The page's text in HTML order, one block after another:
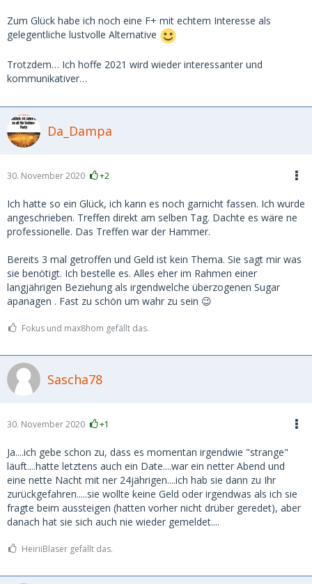
Zum Glück habe ich noch eine F+ mit echtem Interesse als
gelegentliche lustvolle Alternative
Trotzdem… Ich hoffe 2021 wird wieder interessanter und
kommunikativer…
Da_Dampa
30. November 2020 +2
Ich hatte so ein Glück, ich kann es noch garnicht fassen. Ich wurde
angeschrieben. Treffen direkt am selben Tag. Dachte es wäre ne
professionelle. Das Treffen war der Hammer.
Bereits 3 mal getroffen und Geld ist kein Thema. Sie sagt mir was
sie benötigt. Ich bestelle es. Alles eher im Rahmen einer
langjährigen Beziehung als irgendwelche überzogenen Sugar
apanagen . Fast zu schön um wahr zu sein 😉
Fokus und max8hom gefällt das.
Sascha78
30. November 2020 +1
Ja....ich gebe schon zu, dass es momentan irgendwie "strange"
läuft....hatte letztens auch ein Date....war ein netter Abend und
eine nette Nacht mit ner 24jährigen....ich hab sie dann zu Ihr
zurückgefahren.....sie wollte keine Geld oder irgendwas als ich sie
fragte beim aussteigen (hatten vorher nicht drüber geredet), aber
danach hat sie sich auch nie wieder gemeldet....
HeiriiBlaser gefällt das.